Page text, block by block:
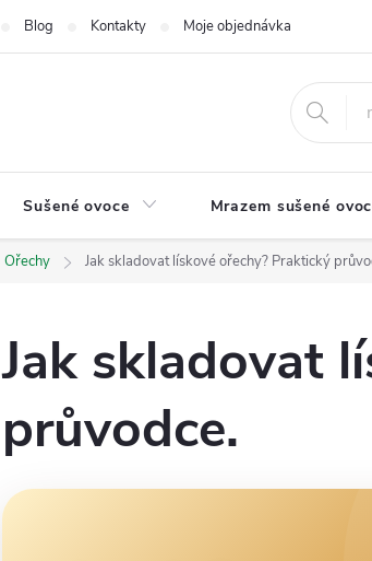
Blog Kontakty Moje objednávka
Sušené ovoce Mrazem sušené
Ořechy Jak skladovat lískové ořechy? Praktický
Jak skladovat
průvodce.